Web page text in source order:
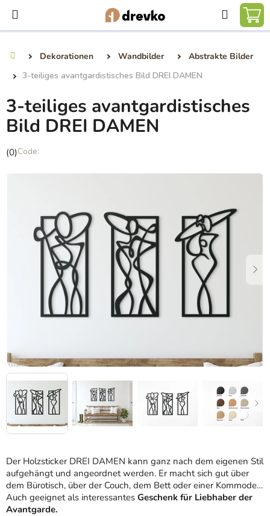
Inhalt
springen
Suchen
Dekorationen Wandbilder
Abstrakte Bilder
3-teiliges avantgardistisches Bild DREI DAMEN
Der Holzsticker DREI DAMEN kann ganz nach dem eigenen Stil
aufgehängt und angeordnet werden. Er macht sich gut über
dem Bürotisch, über der Couch, dem Bett oder einer Kommode.
Auch geeignet als interessantes Geschenk für Liebhaber der
Avantgarde.
3-teiliges avantgardistisches
Bild DREI DAMEN
Die
Produktbewertung
Sternen.
(0)